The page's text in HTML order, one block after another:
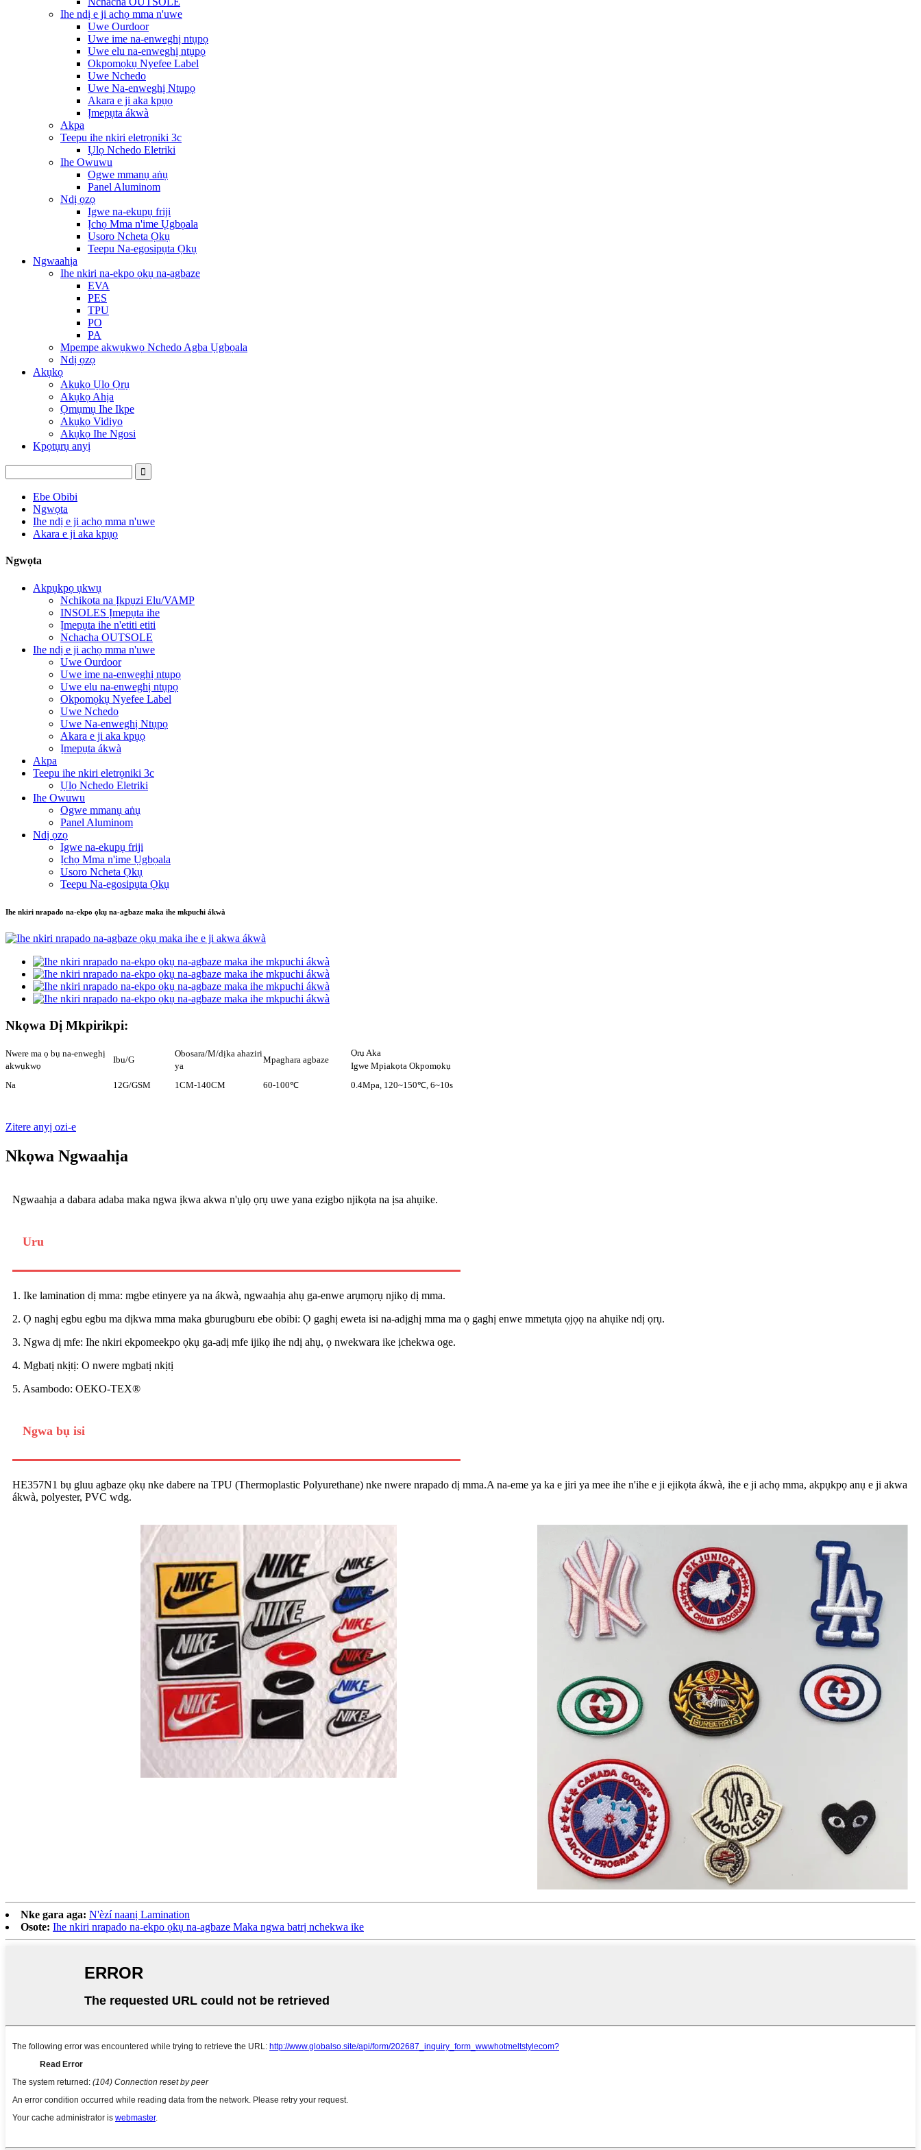
Ihe ndị e ji achọ mma n'uwe
Uwe Ourdoor
Uwe ime na-enweghị ntụpọ
Uwe elu na-enweghị ntụpọ
Okpomọkụ Nyefee Label
Uwe Nchedo
Uwe Na-enweghị Ntụpọ
Akara e ji aka kpụọ
Ịmepụta ákwà
Akpa
Teepu ihe nkiri eletrọniki 3c
Ụlọ Nchedo Eletriki
Ihe Owuwu
Ogwe mmanụ aṅụ
Panel Aluminom
Ndị ọzọ
Igwe na-ekupụ friji
Ịchọ Mma n'ime Ụgbọala
Usoro Ncheta Ọkụ
Teepu Na-egosipụta Ọkụ
Ngwaahịa
Ihe nkiri na-ekpo ọkụ na-agbaze
EVA
PES
TPU
PO
PA
Mpempe akwụkwọ Nchedo Agba Ụgbọala
Ndị ọzọ
Akụkọ
Akụkọ Ụlọ Ọrụ
Akụkọ Ahịa
Ọmụmụ Ihe Ikpe
Akụkọ Vidiyo
Akụkọ Ihe Ngosi
Kpọtụrụ anyị
Ebe Obibi
Ngwọta
Ihe ndị e ji achọ mma n'uwe
Akara e ji aka kpụọ
Ngwọta
Akpụkpọ ụkwụ
Nchikota na Ịkpụzi Elu/VAMP
INSOLES Ịmepụta ihe
Ịmepụta ihe n'etiti etiti
Nchacha OUTSOLE
Ihe ndị e ji achọ mma n'uwe
Uwe Ourdoor
Uwe ime na-enweghị ntụpọ
Uwe elu na-enweghị ntụpọ
Okpomọkụ Nyefee Label
Uwe Nchedo
Uwe Na-enweghị Ntụpọ
Akara e ji aka kpụọ
Ịmepụta ákwà
Akpa
Teepu ihe nkiri eletrọniki 3c
Ụlọ Nchedo Eletriki
Ihe Owuwu
Ogwe mmanụ aṅụ
Panel Aluminom
Ndị ọzọ
Igwe na-ekupụ friji
Ịchọ Mma n'ime Ụgbọala
Usoro Ncheta Ọkụ
Teepu Na-egosipụta Ọkụ
Ihe nkiri nrapado na-ekpo ọkụ na-agbaze maka ihe mkpuchi ákwà
Nkọwa Dị Mkpirikpi:
Nwere ma ọ bụ na-enweghị
akwụkwọ
Ibu/G
Obosara/M/dịka ahaziri
ya
Mpaghara agbaze
Ọrụ Aka
Igwe Mpịakọta Okpomọkụ
Na
12G/GSM 1CM-140CM 60-100℃ 0.4Mpa, 120~150℃, 6~10s
Zitere anyị ozi-e
Nkọwa Ngwaahịa
Ngwaahịa a dabara adaba maka ngwa ịkwa akwa n'ụlọ ọrụ uwe yana ezigbo njikọta na ịsa ahụike.
Uru
1. Ike lamination dị mma: mgbe etinyere ya na ákwà, ngwaahịa ahụ ga-enwe arụmọrụ njikọ dị mma.
2. Ọ naghị egbu egbu ma dịkwa mma maka gburugburu ebe obibi: Ọ gaghị eweta isi na-adịghị mma ma ọ gaghị enwe mmetụta ọjọọ na ahụike ndị ọrụ.
3. Ngwa dị mfe: Ihe nkiri ekpomeekpo ọkụ ga-adị mfe ijikọ ihe ndị ahụ, ọ nwekwara ike ịchekwa oge.
4. Mgbatị nkịtị: O nwere mgbatị nkịtị
5. Asambodo: OEKO-TEX®
Ngwa bụ isi
HE357N1 bụ gluu agbaze ọkụ nke dabere na TPU (Thermoplastic Polyurethane) nke nwere nrapado dị mma.A na-eme ya ka e jiri ya mee ihe n'ihe e ji ejikọta ákwà, ihe e ji achọ mma, akpụkpọ anụ e ji akwa
ákwà, polyester, PVC wdg.
Nke gara aga: N'èzí naanị Lamination
Osote: Ihe nkiri nrapado na-ekpo ọkụ na-agbaze Maka ngwa batrị nchekwa ike